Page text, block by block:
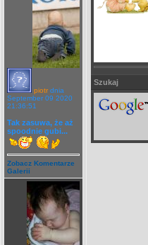
piotr dnia
September 09 2020
21:36:51
Tak zasuwa, że aż
spoodnie gubi...
Zobacz Komentarze
Galerii
Szukaj